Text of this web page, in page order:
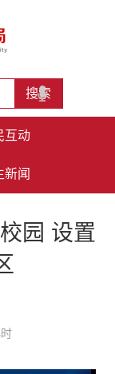
互动
新闻
园 设置